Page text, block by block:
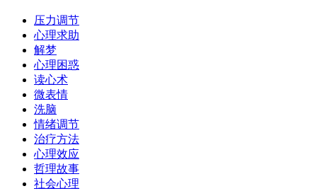
压力调节
心理求助
解梦
心理困惑
读心术
微表情
洗脑
情绪调节
治疗方法
心理效应
哲理故事
社会心理